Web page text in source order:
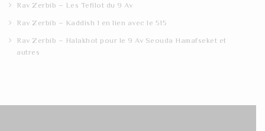
Rav Zerbib – Les Tefilot du 9 Av
Rav Zerbib – Kaddish 1 en lien avec le 515
Rav Zerbib – Halakhot pour le 9 Av Seouda Hamafseket et
autres